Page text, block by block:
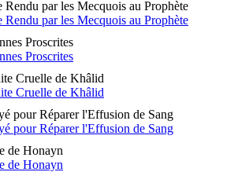
Rendu par les Mecquois au Prophète
Rendu par les Mecquois au Prophète
Proscrites
Proscrites
Cruelle de Khâlid
Cruelle de Khâlid
pour Réparer l'Effusion de Sang
pour Réparer l'Effusion de Sang
de Honayn
de Honayn